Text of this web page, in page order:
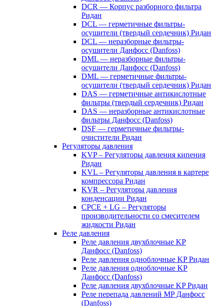
DCR — Корпус разборного фильтра
Ридан
DCL — герметичные фильтры-
осушители (твердый сердечник) Ридан
DCL — неразборные фильтры-
осушители Данфосс (Danfoss)
DML — неразборные фильтры-
осушители Данфосс (Danfoss)
DML — герметичные фильтры-
осушители (твердый сердечник) Ридан
DAS — герметичные антикислотные
фильтры (твердый сердечник) Ридан
DAS — неразборные антикислотные
фильтры Данфосс (Danfoss)
DSF — герметичные фильтры-
очистители Ридан
Регуляторы давления
KVP – Регуляторы давления кипения
Ридан
KVL – Регуляторы давления в картере
компрессора Ридан
KVR – Регуляторы давления
конденсации Ридан
CPCE + LG – Регуляторы
производительности со смесителем
жидкости Ридан
Реле давления
Реле давления двухблочные KP
Данфосс (Danfoss)
Реле давления одноблочные KP Ридан
Реле давления одноблочные KP
Данфосс (Danfoss)
Реле давления двухблочные KP Ридан
Реле перепада давлений MP Данфосс
(Danfoss)